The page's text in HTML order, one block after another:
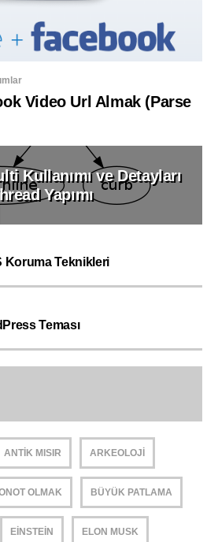
Video Url Almak (Parse
Kullanımı ve Detayları
Yapımı
Koruma Teknikleri
Teması
ANTIK MISIR ARKEOLOJI
OLMAK BÜYÜK PATLAMA
EINSTEIN ELON MUSK